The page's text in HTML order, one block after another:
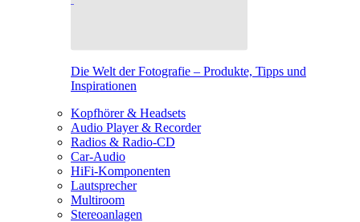
Die Welt der Fotografie – Produkte, Tipps und
Inspirationen
Kopfhörer & Headsets
Audio Player & Recorder
Radios & Radio-CD
Car-Audio
HiFi-Komponenten
Lautsprecher
Multiroom
Stereoanlagen